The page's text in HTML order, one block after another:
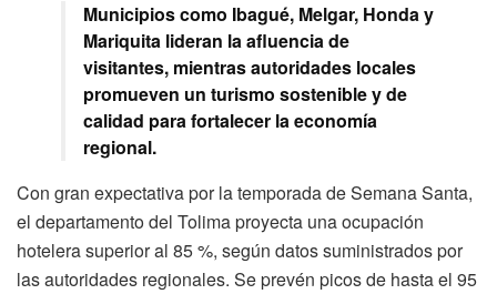
Municipios como Ibagué, Melgar, Honda y
Mariquita lideran la afluencia de
visitantes, mientras autoridades locales
promueven un turismo sostenible y de
calidad para fortalecer la economía
regional.
Con gran expectativa por la temporada de Semana Santa,
el departamento del Tolima proyecta una ocupación
hotelera superior al 85 %, según datos suministrados por
las autoridades regionales. Se prevén picos de hasta el 95